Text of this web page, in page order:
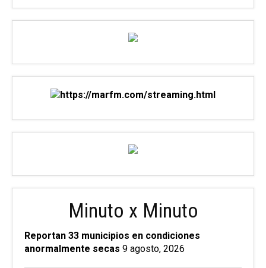
Minuto x Minuto
Reportan 33 municipios en condiciones
anormalmente secas 9 agosto, 2026